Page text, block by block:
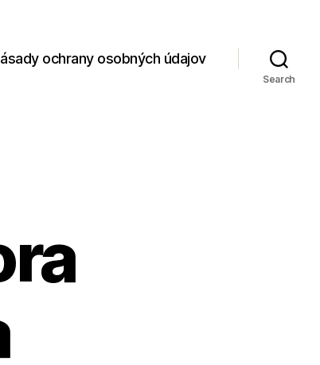
ochrany osobných údajov
Search